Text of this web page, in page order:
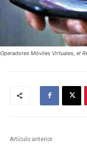
Operadores Móviles Virtuales, el
Artículo anterior